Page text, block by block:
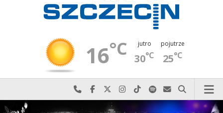
16°C jutro
30°C
pojutrze
25°C
Najlepiej po prostu do nas zadzwoń
Odwiedź nas na Facebook-u
Odwiedź nas na X
Odwiedź nas na Instagram-ie
Odwiedź nas na TikTok-u
Szukaj nas na Spotify
Wyślij do nas
Szukaj